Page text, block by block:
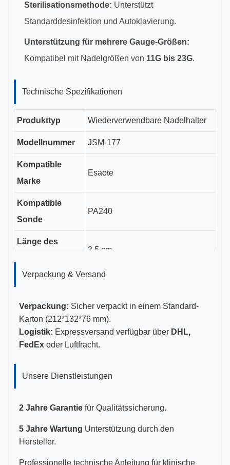
Sterilisationsmethode: Unterstützt
Standarddesinfektion und Autoklavierung.
Unterstützung für mehrere Gauge-Größen:
Kompatibel mit Nadelgrößen von 11G bis 23G.
Technische Spezifikationen
Produkttyp Wiederverwendbare Nadelhalter
Modellnummer JSM-177
Kompatible
Marke
Esaote
Kompatible
Sonde
PA240
Länge des
3,5 cm
Gauge-Größen 11-23G
Zertifizierungen CE, ISO 13485, FDA-zertifiziert
Verpackung & Versand
Verpackung: Sicher verpackt in einem Standard-
Karton (212*132*76 mm).
Logistik: Expressversand verfügbar über DHL,
FedEx oder Luftfracht.
Unsere Dienstleistungen
2 Jahre Garantie für Qualitätssicherung.
5 Jahre Wartung Unterstützung durch den
Hersteller.
Professionelle technische Anleitung für klinische